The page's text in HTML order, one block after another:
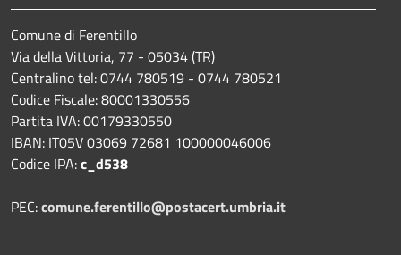
Comune di Ferentillo
Via della Vittoria, 77 - 05034 (TR)
Centralino tel: 0744 780519 - 0744 780521
Codice Fiscale: 80001330556
Partita IVA: 00179330550
IBAN: IT05V 03069 72681 100000046006
Codice IPA:c_d538
PEC:comune.ferentillo@postacert.umbria.it